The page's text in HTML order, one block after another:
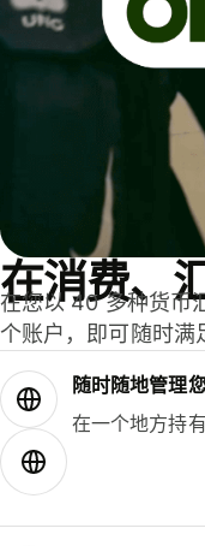
在消费、
在您以 40 多种货币
个账户，即可随时满
随时随地管理
在一个地方持